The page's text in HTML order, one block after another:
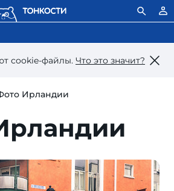
сookie-файлы. Что это значит?
Ирландии